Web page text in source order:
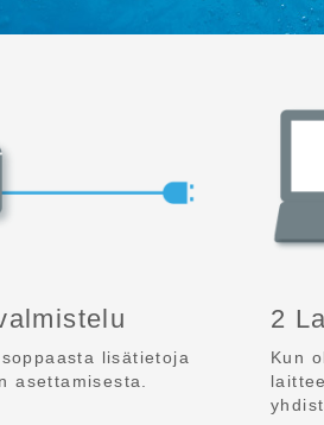
lisätietoja
asettamisesta.
2
Kun